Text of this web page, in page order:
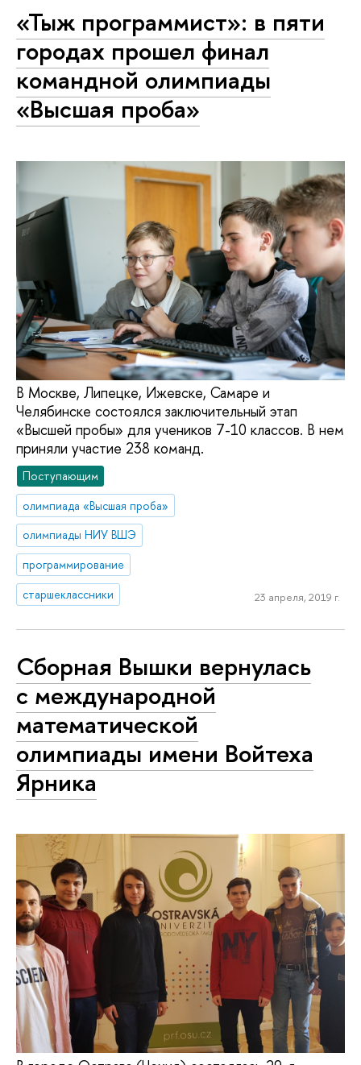
«Тыж программист»: в пяти
городах прошел финал
командной олимпиады
«Высшая проба»
В Москве, Липецке, Ижевске, Самаре и
Челябинске состоялся заключительный этап
«Высшей пробы» для учеников 7-10 классов. В нем
приняли участие 238 команд.
Поступающим
олимпиада «Высшая проба»
олимпиады НИУ ВШЭ
программирование
старшеклассники
23 апреля, 2019 г.
Сборная Вышки вернулась
с международной
математической
олимпиады имени Войтеха
Ярника